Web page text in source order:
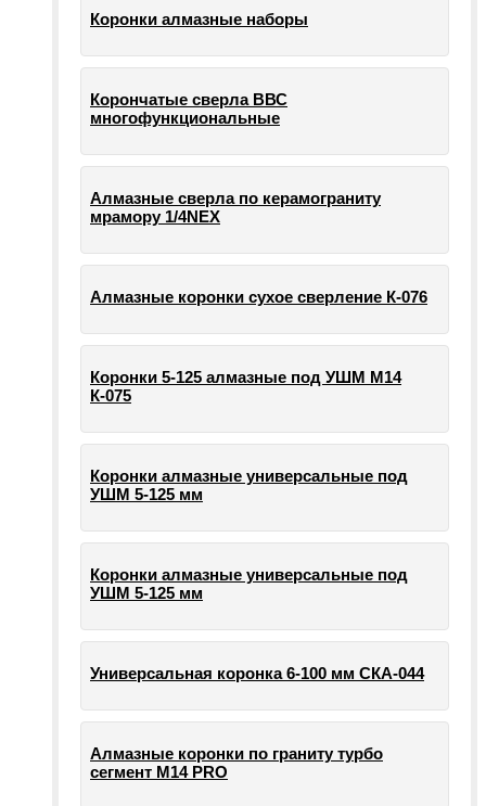
Коронки алмазные наборы
Корончатые сверла ВВС
многофункциональные
Алмазные сверла по керамограниту
мрамору 1/4NEX
Алмазные коронки сухое сверление К-076
Коронки 5-125 алмазные под УШМ М14
К-075
Коронки алмазные универсальные под
УШМ 5-125 мм
Коронки алмазные универсальные под
УШМ 5-125 мм
Универсальная коронка 6-100 мм СКА-044
Алмазные коронки по граниту турбо
сегмент М14 PRO